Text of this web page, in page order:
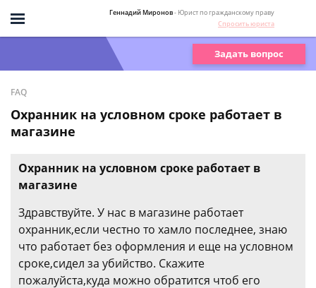
Геннадий Миронов- Юрист по гражданскому праву
Спросить юриста
Задать вопрос
FAQ
Охранник на условном сроке работает в
магазине
Охранник на условном сроке работает в
магазине
Здравствуйте. У нас в магазине работает
охранник,если честно то хамло последнее, знаю
что работает без оформления и еще на условном
сроке,сидел за убийство. Скажите
пожалуйста,куда можно обратится чтоб его